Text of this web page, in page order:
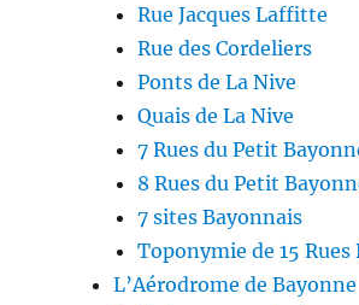
Rue Jacques Laffitte
Rue des Cordeliers
Ponts de La Nive
Quais de La Nive
7 Rues du Petit
8 Rues du Petit
7 sites Bayonnais
Toponymie de 15 Rues
L’Aérodrome de Bayonne